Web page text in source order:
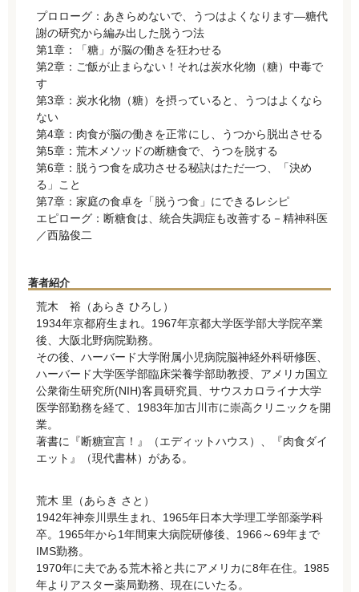
プロローグ：あきらめないで、うつはよくなります―糖代
謝の研究から編み出した脱うつ法
第1章：「糖」が脳の働きを狂わせる
第2章：ご飯が止まらない！それは炭水化物（糖）中毒で
す
第3章：炭水化物（糖）を摂っていると、うつはよくなら
ない
第4章：肉食が脳の働きを正常にし、うつから脱出させる
第5章：荒木メソッドの断糖食で、うつを脱する
第6章：脱うつ食を成功させる秘訣はただ一つ、「決め
る」こと
第7章：家庭の食卓を「脱うつ食」にできるレシピ
エピローグ：断糖食は、統合失調症も改善する－精神科医
／西脇俊二
著者紹介
荒木 裕（あらき ひろし）
1934年京都府生まれ。1967年京都大学医学部大学院卒業
後、大阪北野病院勤務。
その後、ハーバード大学附属小児病院脳神経外科研修医、
ハーバード大学医学部臨床栄養学部助教授、アメリカ国立
公衆衛生研究所(NIH)客員研究員、サウスカロライナ大学
医学部勤務を経て、1983年加古川市に崇高クリニックを開
業。
著書に『断糖宣言！』（エディットハウス）、『肉食ダイ
エット』（現代書林）がある。
荒木 里（あらき さと）
1942年神奈川県生まれ、1965年日本大学理工学部薬学科
卒。1965年から1年間東大病院研修後、1966～69年まで
IMS勤務。
1970年に夫である荒木裕と共にアメリカに8年在住。1985
年よりアスター薬局勤務、現在にいたる。